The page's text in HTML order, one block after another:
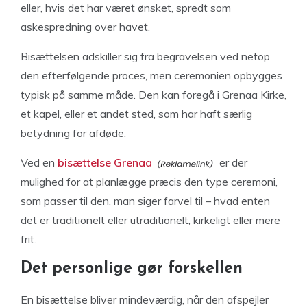
eller, hvis det har været ønsket, spredt som
askespredning over havet.
Bisættelsen adskiller sig fra begravelsen ved netop
den efterfølgende proces, men ceremonien opbygges
typisk på samme måde. Den kan foregå i Grenaa Kirke,
et kapel, eller et andet sted, som har haft særlig
betydning for afdøde.
Ved en bisættelse Grenaa
er der
mulighed for at planlægge præcis den type ceremoni,
som passer til den, man siger farvel til – hvad enten
det er traditionelt eller utraditionelt, kirkeligt eller mere
frit.
Det personlige gør forskellen
En bisættelse bliver mindeværdig, når den afspejler